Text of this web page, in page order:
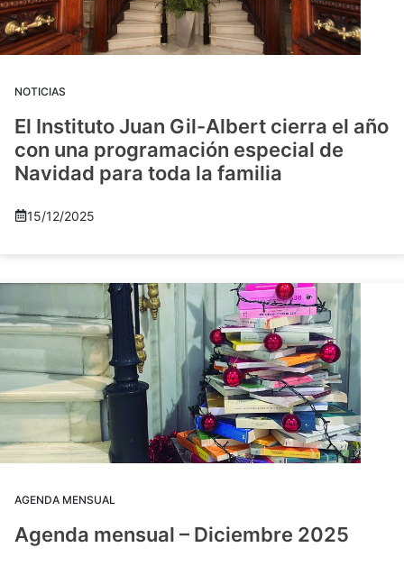
NOTICIAS
El Instituto Juan Gil-Albert cierra el año
con una programación especial de
Navidad para toda la familia
15/12/2025
AGENDA MENSUAL
Agenda mensual – Diciembre 2025